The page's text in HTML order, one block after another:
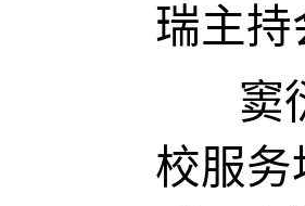
瑞主
窦衍
校服